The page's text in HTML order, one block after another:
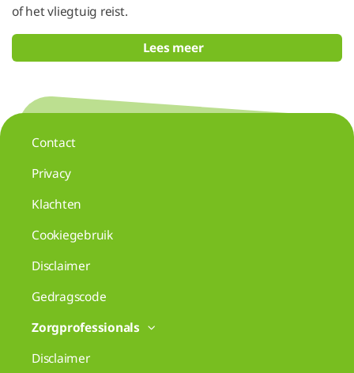
of het vliegtuig reist.
Lees meer
Contact
Privacy
Klachten
Cookiegebruik
Disclaimer
Gedragscode
Zorgprofessionals
Disclaimer